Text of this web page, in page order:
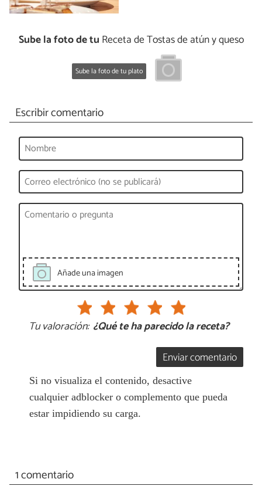
Sube la foto de tu Receta de Tostas de atún y queso
Sube la foto de tu plato
Escribir comentario
Añade una imagen
Tu valoración: ¿Qué te ha parecido la receta?
Enviar comentario
Si no visualiza el contenido, desactive
cualquier adblocker o complemento que pueda
estar impidiendo su carga.
1 comentario